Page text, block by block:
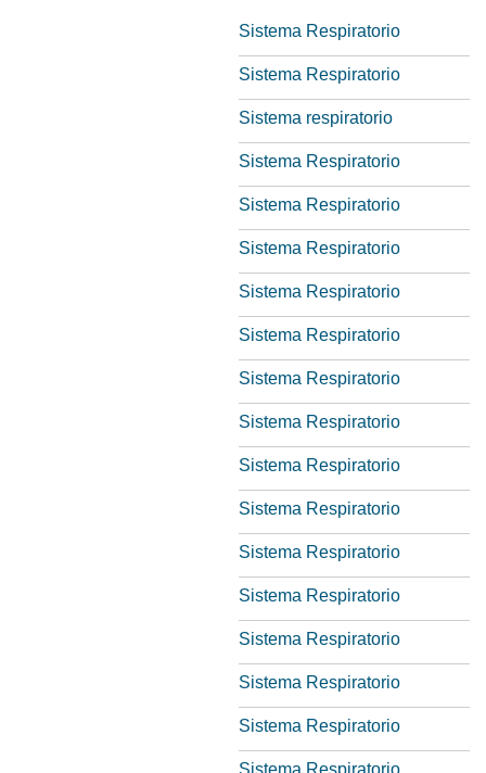
Sistema Respiratorio
Sistema Respiratorio
Sistema respiratorio
Sistema Respiratorio
Sistema Respiratorio
Sistema Respiratorio
Sistema Respiratorio
Sistema Respiratorio
Sistema Respiratorio
Sistema Respiratorio
Sistema Respiratorio
Sistema Respiratorio
Sistema Respiratorio
Sistema Respiratorio
Sistema Respiratorio
Sistema Respiratorio
Sistema Respiratorio
Sistema Respiratorio